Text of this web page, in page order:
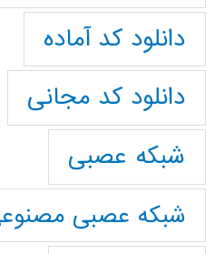
دانلود کد آماده
دانلود کد مجانی
شبکه عصبی
شبکه عصبی